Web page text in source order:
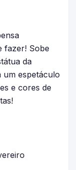
fazer! Sobe
da
um espetáculo
e cores de